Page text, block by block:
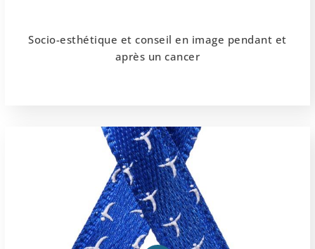
Socio-esthétique et conseil en image pendant et
après un cancer